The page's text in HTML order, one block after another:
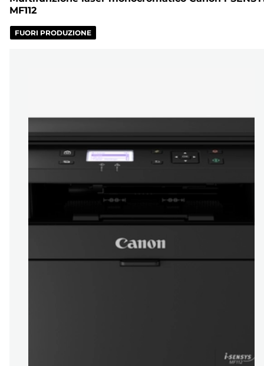
MF112
FUORI PRODUZIONE